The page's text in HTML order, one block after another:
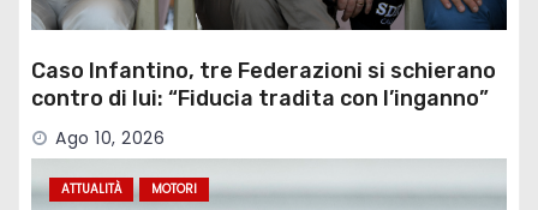
Caso Infantino, tre Federazioni si schierano
contro di lui: “Fiducia tradita con l’inganno”
Ago 10, 2026
ATTUALITÀ MOTORI